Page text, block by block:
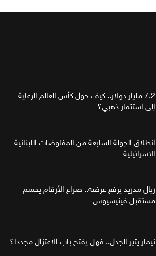
7.2 مليار دولار.. كيف حول كأس العالم الرعاية
إلى استثمار ذهبي؟
انطلاق الجولة السابعة من المفاوضات اللبنانية
الإسرائيلية
ريال مدريد يرفع عرضه.. صراع الأرقام يحسم
مستقبل فينيسيوس
نيمار يثير الجدل.. فهل يفتح باب الاعتزال مجددا؟